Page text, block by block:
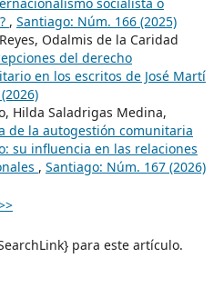
, Santiago: Núm. 166 (2025)
Odalmis de la Caridad
del derecho
en los escritos de José Martí
Hilda Saladrigas Medina,
de la autogestión comunitaria
su influencia en las relaciones
, Santiago: Núm. 167 (2026)
para este artículo.